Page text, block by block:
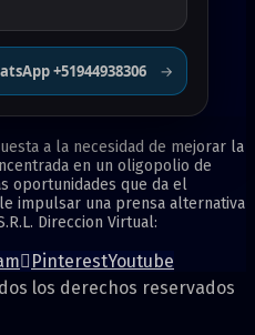
+51944938306 →
a la necesidad de mejorar la
en un oligopolio de
oportunidades que da el
impulsar una prensa alternativa
Direccion Virtual:
PinterestYoutube
los derechos reservados